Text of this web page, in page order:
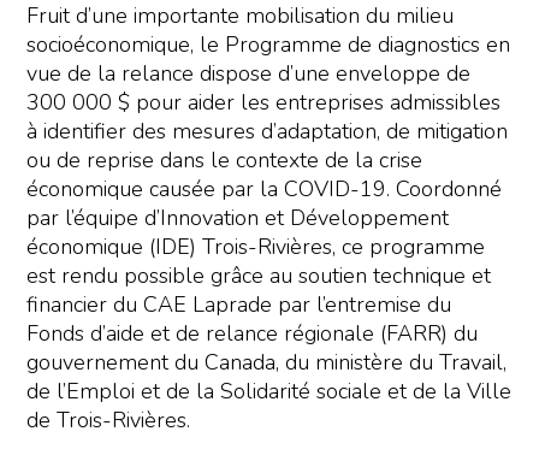
Fruit d’une importante mobilisation du milieu
socioéconomique, le Programme de diagnostics en
vue de la relance dispose d’une enveloppe de
300 000 $ pour aider les entreprises admissibles
à identifier des mesures d’adaptation, de mitigation
ou de reprise dans le contexte de la crise
économique causée par la COVID-19. Coordonné
par l’équipe d’Innovation et Développement
économique (IDE) Trois-Rivières, ce programme
est rendu possible grâce au soutien technique et
financier du CAE Laprade par l’entremise du
Fonds d’aide et de relance régionale (FARR) du
gouvernement du Canada, du ministère du Travail,
de l’Emploi et de la Solidarité sociale et de la Ville
de Trois-Rivières.